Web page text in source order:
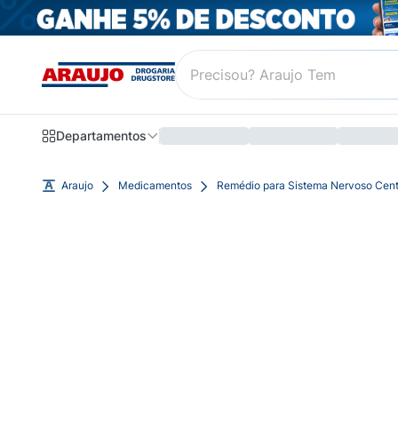
Departamentos
Araujo Medicamentos Remédio para Sistema Nervoso